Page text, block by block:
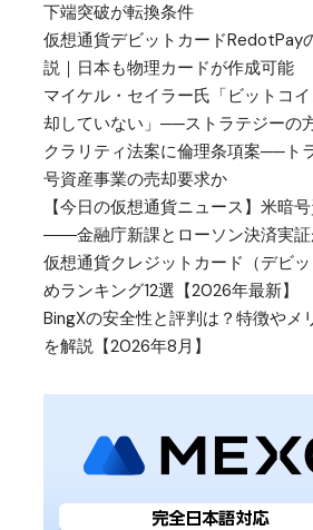
下端突破が転換条件
仮想通貨デビットカードRedotPay
説｜日本も物理カードが作成可能
マイケル・セイラー氏「ビットコ
却していない」──ストラテジーの
クラリティ法案に倫理条項案──ト
号資産事業の売却要求か
【今日の仮想通貨ニュース】米暗
――金融庁新課とローソン決済実証
仮想通貨クレジットカード（デビ
めランキング12選【2026年最新】
BingXの安全性と評判は？特徴やメ
を解説【2026年8月】